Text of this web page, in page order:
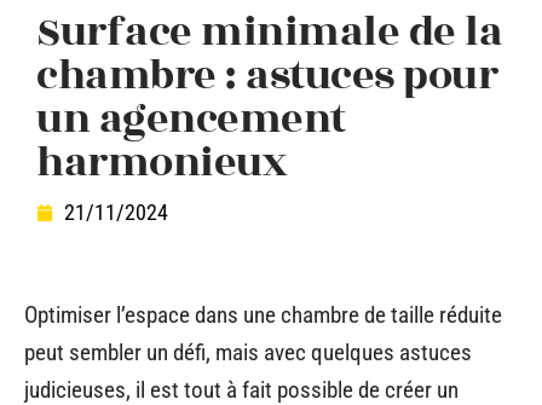
Surface minimale de la
chambre : astuces pour
un agencement
harmonieux
21/11/2024
Optimiser l’espace dans une chambre de taille réduite
peut sembler un défi, mais avec quelques astuces
judicieuses, il est tout à fait possible de créer un